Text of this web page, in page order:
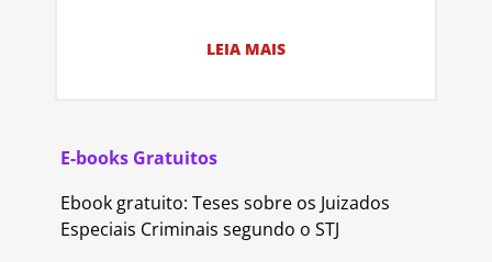
LEIA MAIS
E-books Gratuitos
Ebook gratuito: Teses sobre os Juizados
Especiais Criminais segundo o STJ